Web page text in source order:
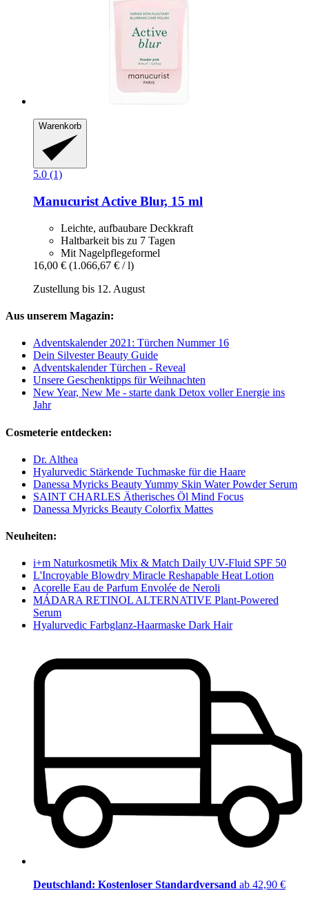
Warenkorb
5.0 (1)
Manucurist Active Blur, 15 ml
Leichte, aufbaubare Deckkraft
Haltbarkeit bis zu 7 Tagen
Mit Nagelpflegeformel
16,00 € (1.066,67 € / l)
Zustellung bis 12. August
Aus unserem Magazin:
Adventskalender 2021: Türchen Nummer 16
Dein Silvester Beauty Guide
Adventskalender Türchen - Reveal
Unsere Geschenktipps für Weihnachten
New Year, New Me - starte dank Detox voller Energie ins
Jahr
Cosmeterie entdecken:
Dr. Althea
Hyalurvedic Stärkende Tuchmaske für die Haare
Danessa Myricks Beauty Yummy Skin Water Powder Serum
SAINT CHARLES Ätherisches Öl Mind Focus
Danessa Myricks Beauty Colorfix Mattes
Neuheiten:
i+m Naturkosmetik Mix & Match Daily UV-Fluid SPF 50
L'Incroyable Blowdry Miracle Reshapable Heat Lotion
Acorelle Eau de Parfum Envolée de Neroli
MÁDARA RETINOL ALTERNATIVE Plant-Powered
Serum
Hyalurvedic Farbglanz-Haarmaske Dark Hair
Deutschland: Kostenloser Standardversand ab 42,90 €